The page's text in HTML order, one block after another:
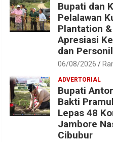
Bupati dan
Pelalawan
Plantation
Apresiasi
dan
06/08/2026
ADVERTORIAL
Bupati
Bakti
Lepas 48
Jambore
Cibubur